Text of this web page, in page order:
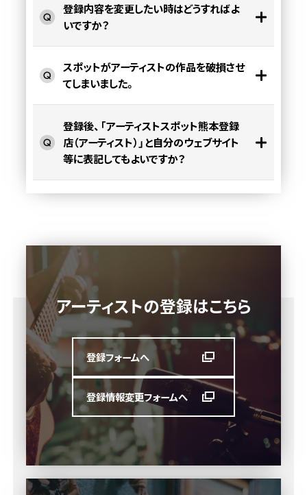
登録内容を変更したい時はどうすればよ
いですか？
スポットがアーティストの作品を破損させ
てしまいました。
登録後、「アーティストスポット熊本登録
店（アーティスト）」と自分のウェブサイト
等に表記してもよいですか？
アーティストの登録はこちら
登録フォームへ
登録情報変更フォームへ